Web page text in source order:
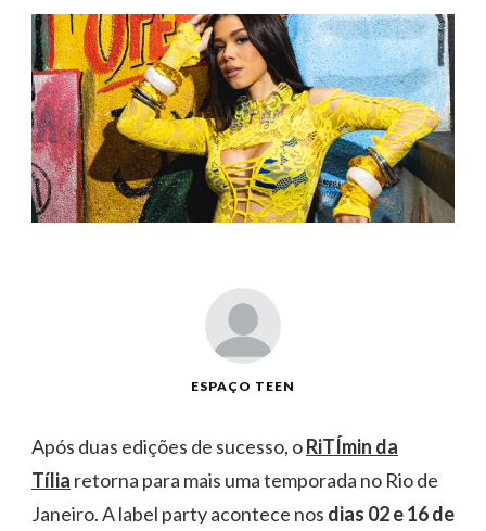
ESPAÇO TEEN
Após duas edições de sucesso, oRiTÍmin da
Tília retorna para mais uma temporada no Rio de
Janeiro. A label party acontece nos dias 02 e 16 de